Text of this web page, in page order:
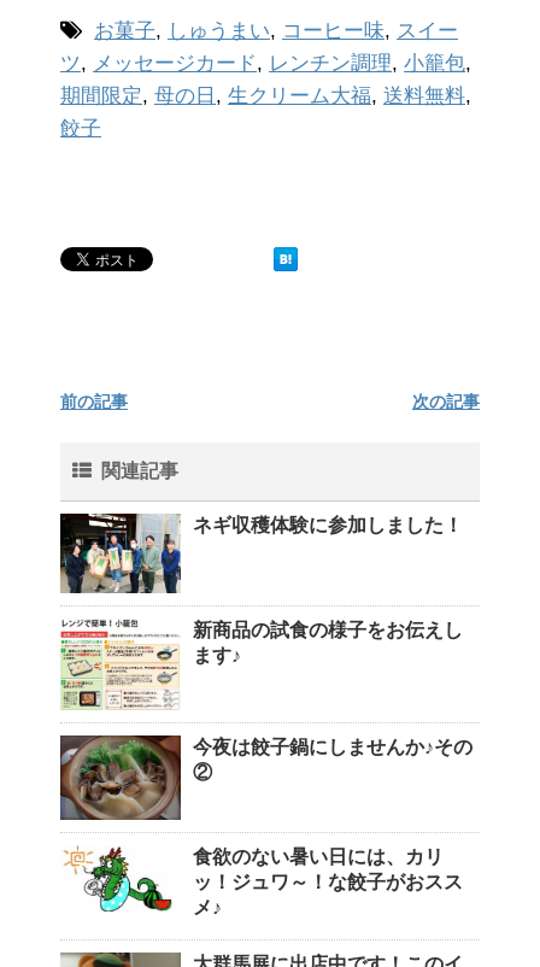
お菓子, しゅうまい, コーヒー味, スイー
ツ, メッセージカード, レンチン調理, 小籠包,
期間限定, 母の日 , 生クリーム大福, 送料無料,
餃子
前の記事 次の記事
関連記事
ネギ収穫体験に参加しました！
新商品の試食の様子をお伝えし
ます♪
今夜は餃子鍋にしませんか♪その
②
食欲のない暑い日には、カリ
ッ！ジュワ～！な餃子がおスス
メ♪